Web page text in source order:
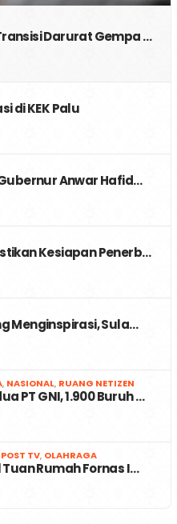
Darurat Gempa …
di KEK Palu
Anwar Hafid…
Kesiapan Penerb…
Menginspirasi, Sula…
, NASIONAL, RUANG NETIZEN
PT GNI, 1.900 Buruh …
TV, OLAHRAGA
Rumah Fornas I…